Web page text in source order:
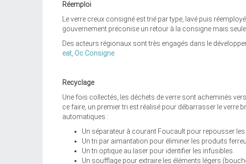
Réemploi
Le verre creux consigné est trié par type, lavé puis
gouvernement préconise un retour à la consigne mais
Des acteurs régionaux sont très engagés dans le
eat Oc Consigne
Recyclage
Une fois collectés, les déchets de verre sont acheminés
ce faire, un premier tri est réalisé pour débarrasser le verre
automatiques :
Un séparateur à courant Foucault pour repousser
Un tri par aimantation pour éliminer les produits
Un tri optique au laser pour identifier les infusibles.
Un soufflage pour extraire les éléments légers